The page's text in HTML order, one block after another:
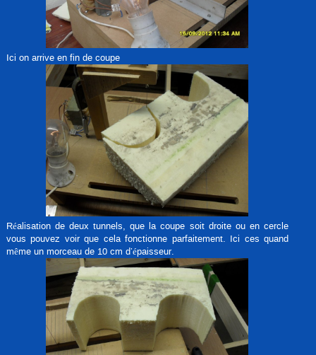
Ici on arrive en fin de coupe
Réalisation de deux tunnels, que la coupe soit droite ou en cercle
vous pouvez voir que cela fonctionne parfaitement. Ici ces quand
même un morceau de 10 cm d’épaisseur.